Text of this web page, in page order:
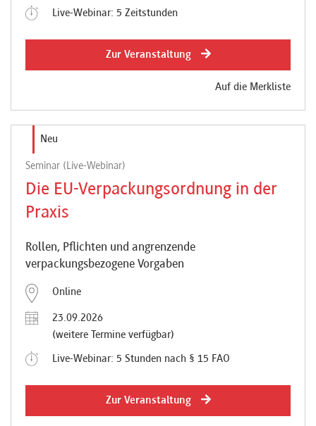
Live-Webinar: 5 Zeitstunden
Zur Veranstaltung
Auf die Merkliste
Neu
Seminar (Live-Webinar)
Die EU-Verpackungsordnung in der
Praxis
Rollen, Pflichten und angrenzende
verpackungsbezogene Vorgaben
Online
23.09.2026
(weitere Termine verfügbar)
Live-Webinar: 5 Stunden nach § 15 FAO
Zur Veranstaltung